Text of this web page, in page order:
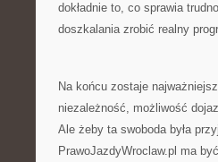
dokładnie to, co sprawia
doszkalania zrobić realny
Na końcu zostaje
niezależność, możliwość
Ale żeby ta swoboda była
PrawoJazdyWroclaw.pl ma